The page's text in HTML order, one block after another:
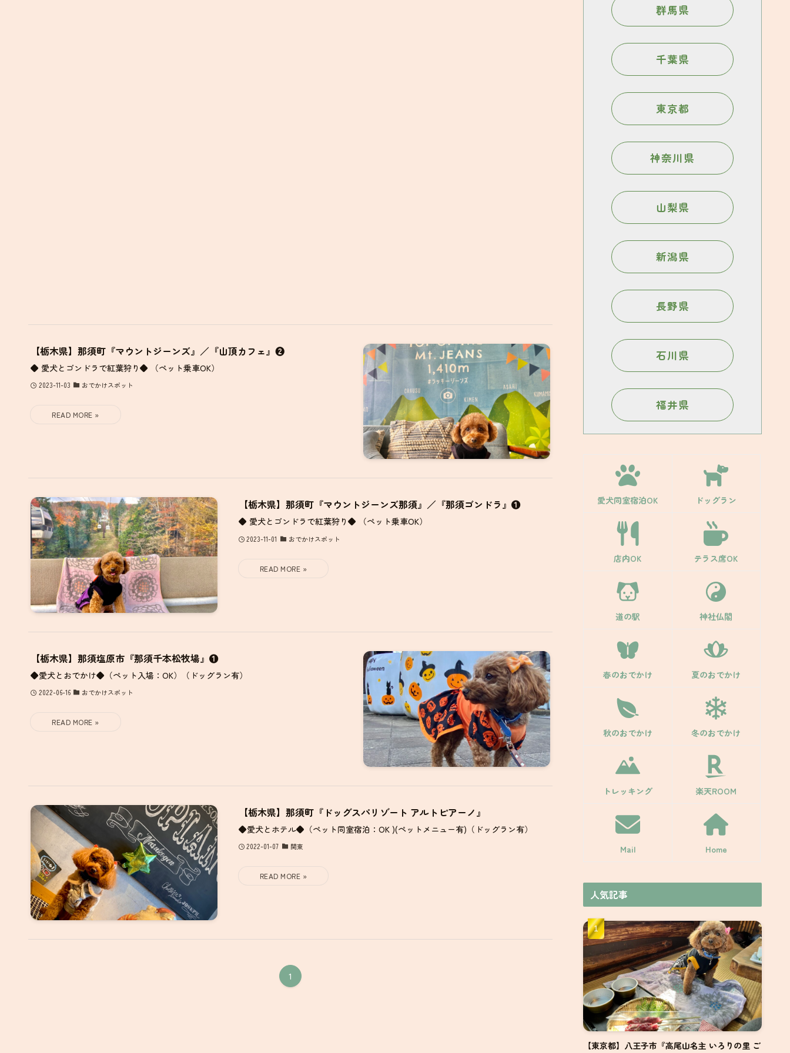
【栃木県】那須町『マウントジーンズ』／『山頂カフェ』❷
◆ 愛犬とゴンドラで紅葉狩り◆ （ペット乗車OK）
2023-11-03 おでかけスポット
【栃木県】那須町『マウントジーンズ那須』／『那須ゴンドラ』❶
◆ 愛犬とゴンドラで紅葉狩り◆ （ペット乗車OK）
2023-11-01 おでかけスポット
【栃木県】那須塩原市『那須千本松牧場』❶
◆愛犬とおでかけ◆（ペット入場：OK）（ドッグラン有）
2022-06-16 おでかけスポット
【栃木県】那須町『ドッグスパリゾート アルトピアーノ』
◆愛犬とホテル◆（ペット同室宿泊：OK )(ペットメニュー有)（ドッグラン有）
2022-01-07 関東
1
群馬県
千葉県
東京都
神奈川県
山梨県
新潟県
長野県
石川県
福井県
愛犬同室宿泊OK ドッグラン
店内OK テラス席OK
道の駅 神社仏閣
春のおでかけ 夏のおでかけ
秋のおでかけ 冬のおでかけ
トレッキング 楽天ROOM
Mail Home
人気記事
【東京都】八王子市『高尾山名主 いろりの里 ご